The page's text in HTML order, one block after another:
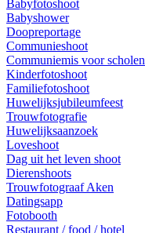
Babyfotoshoot
Babyshower
Doopreportage
Communieshoot
Communiemis voor scholen
Kinderfotoshoot
Familiefotoshoot
Huwelijksjubileumfeest
Trouwfotografie
Huwelijksaanzoek
Loveshoot
Dag uit het leven shoot
Dierenshoots
Trouwfotograaf Aken
Datingsapp
Fotobooth
Restaurant / food / hotel